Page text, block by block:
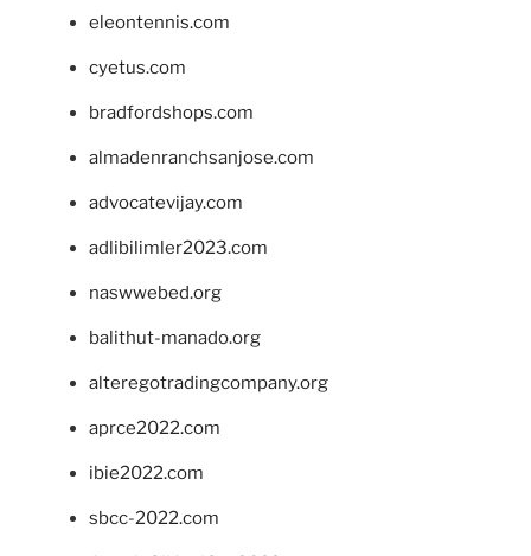
eleontennis.com
cyetus.com
bradfordshops.com
almadenranchsanjose.com
advocatevijay.com
adlibilimler2023.com
naswwebed.org
balithut-manado.org
alteregotradingcompany.org
aprce2022.com
ibie2022.com
sbcc-2022.com